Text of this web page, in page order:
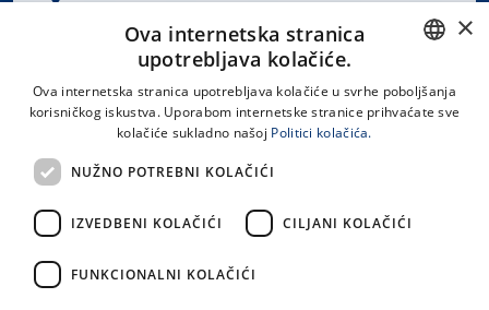
Spinčićeva 1, 21000 Split
LINKOVI
Uvjeti korištenja
CROATIAN
×
Ova internetska stranica
upotrebljava kolačiće.
Ova internetska stranica upotrebljava kolačiće u svrhe poboljšanja
korisničkog iskustva. Uporabom internetske stranice prihvaćate sve
kolačiće sukladno našoj Politici kolačića.
NUŽNO POTREBNI KOLAČIĆI
IZVEDBENI KOLAČIĆI CILJANI KOLAČIĆI
FUNKCIONALNI KOLAČIĆI